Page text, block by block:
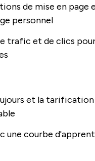
de mise en page
personnel
trafic et de clics
et la tarification
une courbe